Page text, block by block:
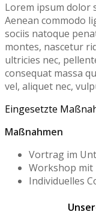
Lorem ipsum dolor
Aenean commodo
sociis natoque
montes, nascetur
ultricies nec,
consequat massa
vel, aliquet nec,
Eingesetzte
Maßnahmen
Vortrag im
Workshop mit
Individuelles